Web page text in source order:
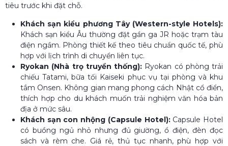
tiêu trước khi đặt chỗ.
Khách sạn kiểu phương Tây (Western-style Hotels):
Khách sạn kiểu Âu thường đặt gần ga JR hoặc trạm tàu
điện ngầm. Phòng thiết kế theo tiêu chuẩn quốc tế, phù
hợp với lịch trình di chuyển liên tục.
Ryokan (Nhà trọ truyền thống): Ryokan có phòng trải
chiếu Tatami, bữa tối Kaiseki phục vụ tại phòng và khu
tắm Onsen. Không gian mang phong cách Nhật cổ điển,
thích hợp cho du khách muốn trải nghiệm văn hóa bản
địa ở mức sâu.
Khách sạn con nhộng (Capsule Hotel):Capsule Hotel
có buồng ngủ nhỏ nhưng đủ giường, ổ điện, đèn đọc
sách và rèm che. Giá rẻ, thủ tục nhanh, phù hợp với